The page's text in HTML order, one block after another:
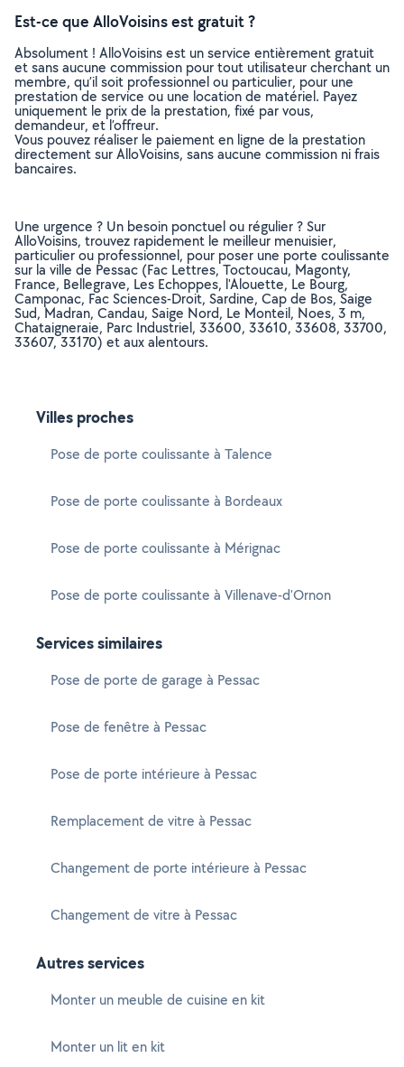
Est-ce que AlloVoisins est gratuit ?
Absolument ! AlloVoisins est un service entièrement gratuit
et sans aucune commission pour tout utilisateur cherchant un
membre, qu’il soit professionnel ou particulier, pour une
prestation de service ou une location de matériel. Payez
uniquement le prix de la prestation, fixé par vous,
demandeur, et l’offreur.
Vous pouvez réaliser le paiement en ligne de la prestation
directement sur AlloVoisins, sans aucune commission ni frais
bancaires.
Une urgence ? Un besoin ponctuel ou régulier ? Sur
AlloVoisins, trouvez rapidement le meilleur menuisier,
particulier ou professionnel, pour poser une porte coulissante
sur la ville de Pessac (Fac Lettres, Toctoucau, Magonty,
France, Bellegrave, Les Echoppes, l'Alouette, Le Bourg,
Camponac, Fac Sciences-Droit, Sardine, Cap de Bos, Saige
Sud, Madran, Candau, Saige Nord, Le Monteil, Noes, 3 m,
Chataigneraie, Parc Industriel, 33600, 33610, 33608, 33700,
33607, 33170) et aux alentours.
Villes proches
Pose de porte coulissante à Talence
Pose de porte coulissante à Bordeaux
Pose de porte coulissante à Mérignac
Pose de porte coulissante à Villenave-d'Ornon
Services similaires
Pose de porte de garage à Pessac
Pose de fenêtre à Pessac
Pose de porte intérieure à Pessac
Remplacement de vitre à Pessac
Changement de porte intérieure à Pessac
Changement de vitre à Pessac
Autres services
Monter un meuble de cuisine en kit
Monter un lit en kit